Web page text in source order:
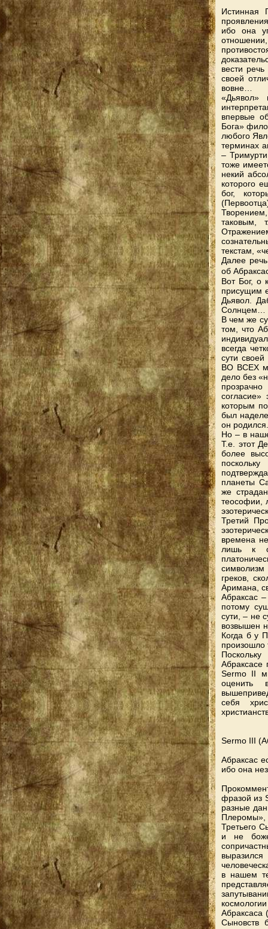
Истинная
ибо она
вести
своей
вовне…
впервые
Бога»
любого
терминах
–
тоже
некий
которого
бог,
таковым,
текстам,
Далее
об
Вот Бог, о
присущим
Дьявол.
Солнцем…
В чем же
том, что
всегда
сути
ВО ВСЕХ
дело без
согласие»
которым
был
он родился.
Но – в
Т.е. этот
более
планеты
же
теософии,
Третий
времена
лишь к
символизм
греков,
Аримана,
Абраксас
потому
сути, – не
возвышен
Когда б у
произошло
Абраксасе
Sermo II
оценить
себя
Sermo III
Абраксас
ибо она
фразой из
разные
Третьего
и не
в нашем
Абраксаса
Сыновств